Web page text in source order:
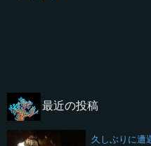
最近の投稿
久しぶりに遭